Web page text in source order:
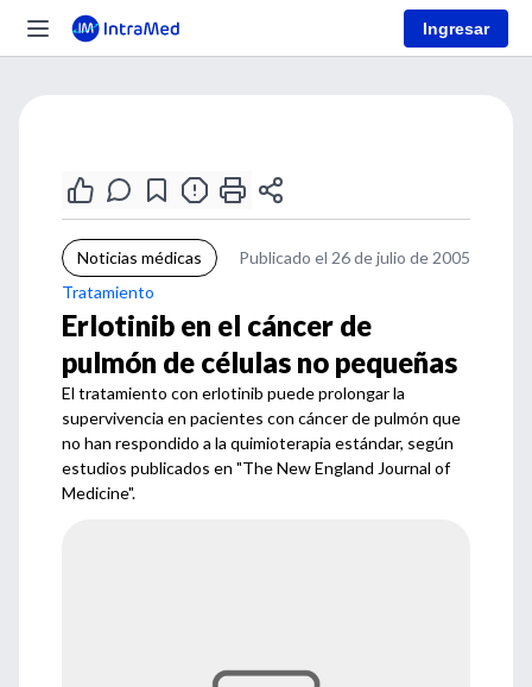
Ingresar
Noticias médicas
Publicado el 26 de julio de 2005
Tratamiento
Erlotinib en el cáncer de
pulmón de células no pequeñas
El tratamiento con erlotinib puede prolongar la
supervivencia en pacientes con cáncer de pulmón que
no han respondido a la quimioterapia estándar, según
estudios publicados en "The New England Journal of
Medicine".